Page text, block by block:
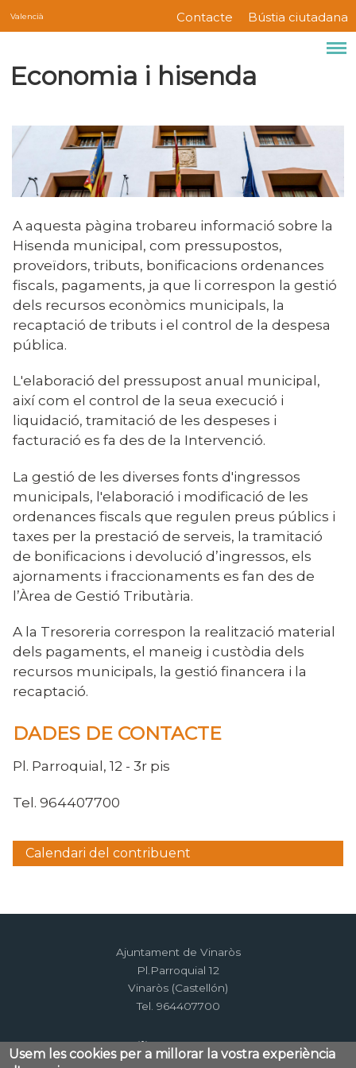
Vés
al
Valencià
Menú
superior
Contacte Bústia ciutadana
Economia i hisenda
A aquesta pàgina trobareu informació sobre la
Hisenda municipal, com pressupostos,
proveïdors, tributs, bonificacions ordenances
fiscals, pagaments, ja que li correspon la gestió
dels recursos econòmics municipals, la
recaptació de tributs i el control de la despesa
pública.
L'elaboració del pressupost anual municipal,
així com el control de la seua execució i
liquidació, tramitació de les despeses i
facturació es fa des de la Intervenció.
La gestió de les diverses fonts d'ingressos
municipals, l'elaboració i modificació de les
ordenances fiscals que regulen preus públics i
taxes per la prestació de serveis, la tramitació
de bonificacions i devolució d’ingressos, els
ajornaments i fraccionaments es fan des de
l’Àrea de Gestió Tributària.
A la Tresoreria correspon la realització material
dels pagaments, el maneig i custòdia dels
recursos municipals, la gestió financera i la
recaptació.
DADES DE CONTACTE
Pl. Parroquial, 12 - 3r pis
Tel. 964407700
Menú
Calendari del contribuent
Ajuntament de Vinaròs
Pl.Parroquial 12
Vinaròs (Castellón)
Tel. 964407700
Usem les cookies per a millorar la vostra experiència